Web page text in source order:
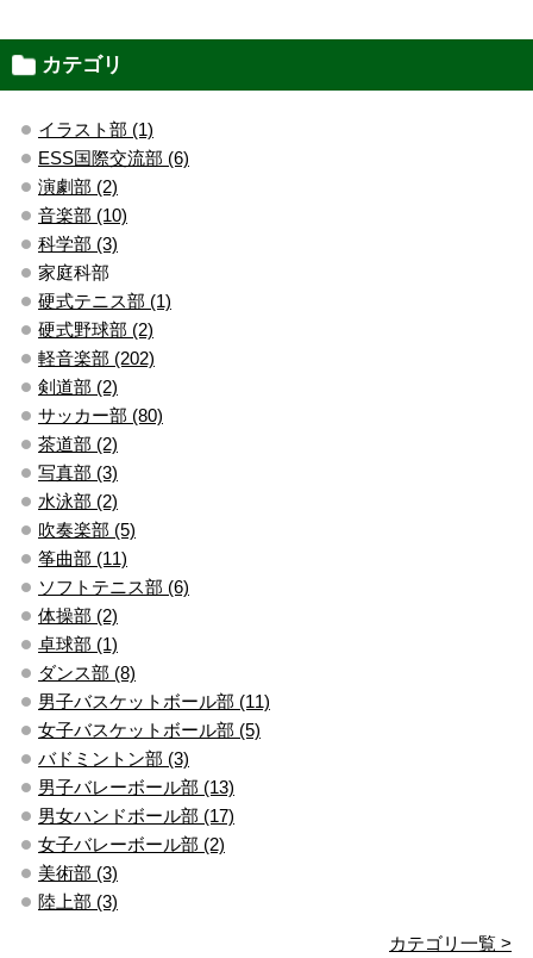
カテゴリ
イラスト部 (1)
ESS国際交流部 (6)
演劇部 (2)
音楽部 (10)
科学部 (3)
家庭科部
硬式テニス部 (1)
硬式野球部 (2)
軽音楽部 (202)
剣道部 (2)
サッカー部 (80)
茶道部 (2)
写真部 (3)
水泳部 (2)
吹奏楽部 (5)
筝曲部 (11)
ソフトテニス部 (6)
体操部 (2)
卓球部 (1)
ダンス部 (8)
男子バスケットボール部 (11)
女子バスケットボール部 (5)
バドミントン部 (3)
男子バレーボール部 (13)
男女ハンドボール部 (17)
女子バレーボール部 (2)
美術部 (3)
陸上部 (3)
カテゴリ一覧 >